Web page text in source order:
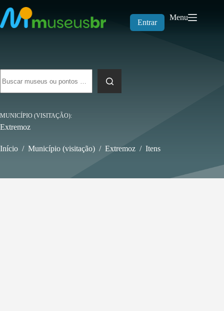
para
o
conteúdo
Entrar
Menu
resultados
MUNICÍPIO (VISITAÇÃO)
Extremoz
Início / Município (visitação) / Extremoz / Itens